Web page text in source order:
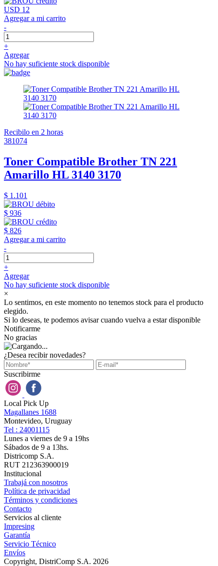
USD 12
Agregar a mi carrito
-
+
Agregar
No hay suficiente stock disponible
Recibilo en 2 horas
381074
Toner Compatible Brother TN 221
Amarillo HL 3140 3170
$ 1.101
$ 936
$ 826
Agregar a mi carrito
-
+
Agregar
No hay suficiente stock disponible
×
Lo sentimos, en este momento no tenemos stock para el producto
elegido.
Si lo deseas, te podemos avisar cuando vuelva a estar disponible
Notificarme
No gracias
¿Desea recibir novedades?
Suscribirme
Local Pick Up
Magallanes 1688
Montevideo, Uruguay
Tel : 24001115
Lunes a viernes de 9 a 19hs
Sábados de 9 a 13hs.
Districomp S.A.
RUT 212363900019
Institucional
Trabajá con nosotros
Política de privacidad
Términos y condiciones
Contacto
Servicios al cliente
Impresing
Garantía
Servicio Técnico
Envíos
Copyright, DistriComp S.A. 2026